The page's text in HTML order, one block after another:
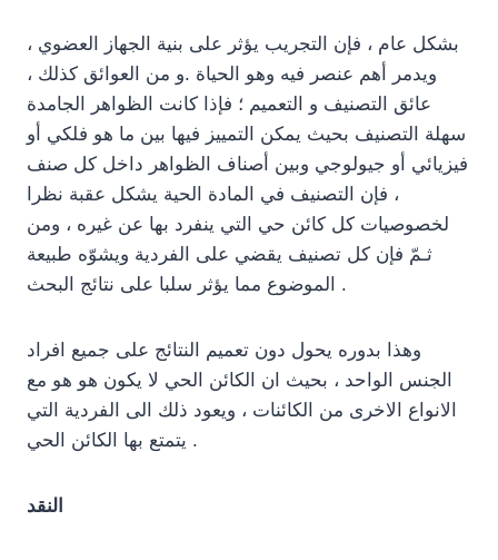
بشكل عام ، فإن التجريب يؤثر على بنية الجهاز العضوي ،
ويدمر أهم عنصر فيه وهو الحياة .و من العوائق كذلك ،
عائق التصنيف و التعميم ؛ فإذا كانت الظواهر الجامدة
سهلة التصنيف بحيث يمكن التمييز فيها بين ما هو فلكي أو
فيزيائي أو جيولوجي وبين أصناف الظواهر داخل كل صنف
، فإن التصنيف في المادة الحية يشكل عقبة نظرا
لخصوصيات كل كائن حي التي ينفرد بها عن غيره ، ومن
ثـمّ فإن كل تصنيف يقضي على الفردية ويشوّه طبيعة
الموضوع مما يؤثر سلبا على نتائج البحث .
وهذا بدوره يحول دون تعميم النتائج على جميع افراد
الجنس الواحد ، بحيث ان الكائن الحي لا يكون هو هو مع
الانواع الاخرى من الكائنات ، ويعود ذلك الى الفردية التي
يتمتع بها الكائن الحي .
النقد